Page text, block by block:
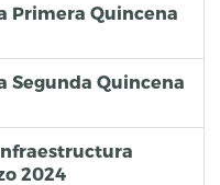
Primera Quincena
Segunda Quincena
2024